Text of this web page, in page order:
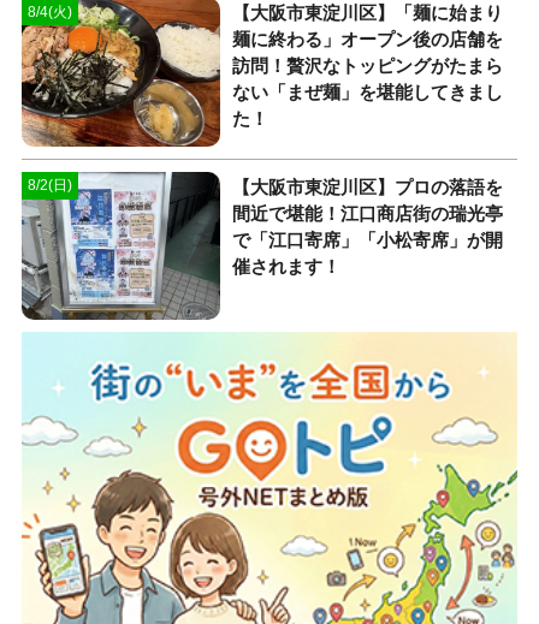
8/4(火)
【大阪市東淀川区】「麺に始まり
麺に終わる」オープン後の店舗を
訪問！贅沢なトッピングがたまら
ない「まぜ麺」を堪能してきまし
た！
8/2(日)
【大阪市東淀川区】プロの落語を
間近で堪能！江口商店街の瑞光亭
で「江口寄席」「小松寄席」が開
催されます！